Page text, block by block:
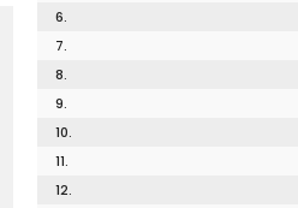
6.
7.
8.
9.
10.
11.
12.